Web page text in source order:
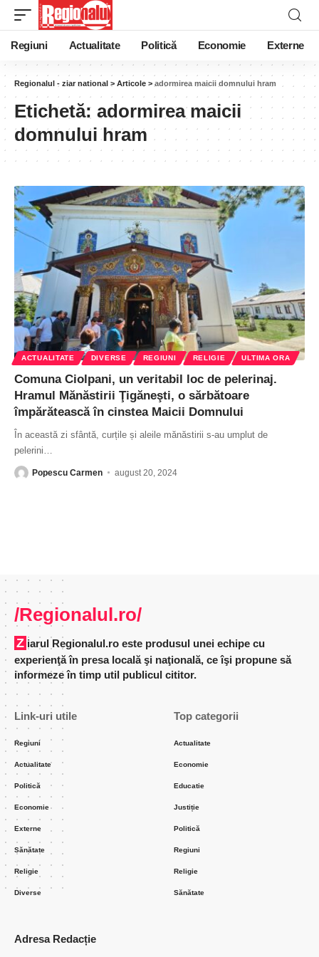
Regiuni Actualitate Politică Economie Externe
Regionalul - ziar national > Articole > adormirea maicii domnului hram
Etichetă: adormirea maicii
domnului hram
ACTUALITATE DIVERSE REGIUNI RELIGIE ULTIMA ORA
Comuna Ciolpani, un veritabil loc de pelerinaj.
Hramul Mănăstirii Ţigăneşti, o sărbătoare
împărătească în cinstea Maicii Domnului
În această zi sfântă, curțile și aleile mănăstirii s-au umplut de
pelerini
Popescu Carmen august 20, 2024
/Regionalul.ro/
Ziarul Regionalul.ro este produsul unei echipe cu
experienţă în presa locală şi naţională, ce îşi propune să
informeze în timp util publicul cititor.
Link-uri utile
Regiuni
Actualitate
Politică
Economie
Externe
Sănătate
Religie
Diverse
Top categorii
Actualitate
Economie
Educatie
Justiție
Politică
Regiuni
Religie
Sănătate
Adresa Redacție